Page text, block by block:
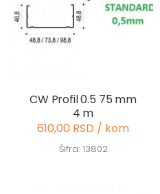
CW Profil 0.5 75 mm
4 m
610,00 RSD / kom
Šifra: 13802